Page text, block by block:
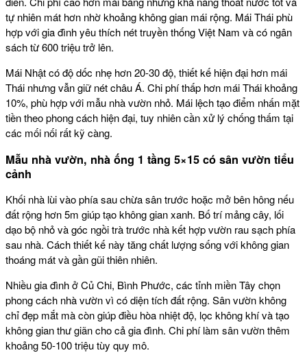
tự nhiên mát hơn nhờ khoảng không gian mái rộng. Mái Thái phù
hợp với gia đình yêu thích nét truyền thống Việt Nam và có ngân
sách từ 600 triệu trở lên.
Mái Nhật có độ dốc nhẹ hơn 20-30 độ, thiết kế hiện đại hơn mái
Thái nhưng vẫn giữ nét châu Á. Chi phí thấp hơn mái Thái khoảng
10%, phù hợp với mẫu nhà vườn nhỏ. Mái lệch tạo điểm nhấn mặt
tiền theo phong cách hiện đại, tuy nhiên cần xử lý chống thấm tại
các mối nối rất kỹ càng.
Mẫu nhà vườn, nhà ống 1 tầng 5×15 có sân vườn tiểu
cảnh
Khối nhà lùi vào phía sau chừa sân trước hoặc mở bên hông nếu
đất rộng hơn 5m giúp tạo không gian xanh. Bố trí mảng cây, lối
dạo bộ nhỏ và góc ngồi trà trước nhà kết hợp vườn rau sạch phía
sau nhà. Cách thiết kế này tăng chất lượng sống với không gian
thoáng mát và gần gũi thiên nhiên.
Nhiều gia đình ở Củ Chi, Bình Phước, các tỉnh miền Tây chọn
phong cách nhà vườn vì có diện tích đất rộng. Sân vườn không
chỉ đẹp mắt mà còn giúp điều hòa nhiệt độ, lọc không khí và tạo
không gian thư giãn cho cả gia đình. Chi phí làm sân vườn thêm
khoảng 50-100 triệu tùy quy mô.